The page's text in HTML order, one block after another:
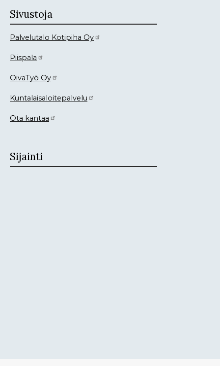
Sivustoja
Palvelutalo Kotipiha Oy
Piispala
OivaTyö Oy
Kuntalaisaloitepalvelu
Ota kantaa
Sijainti